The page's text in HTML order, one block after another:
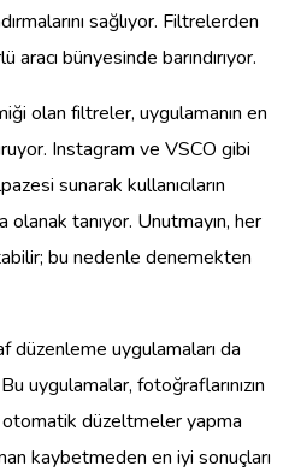
sağlıyor. Filtrelerden
bünyesinde barındırıyor.
olan filtreler, uygulamanın en
Instagram ve VSCO gibi
sunarak kullanıcıların
olanak tanıyor. Unutmayın, her
bu nedenle denemekten
düzenleme uygulamaları da
uygulamalar, fotoğraflarınızın
düzeltmeler yapma
kaybetmeden en iyi sonuçları